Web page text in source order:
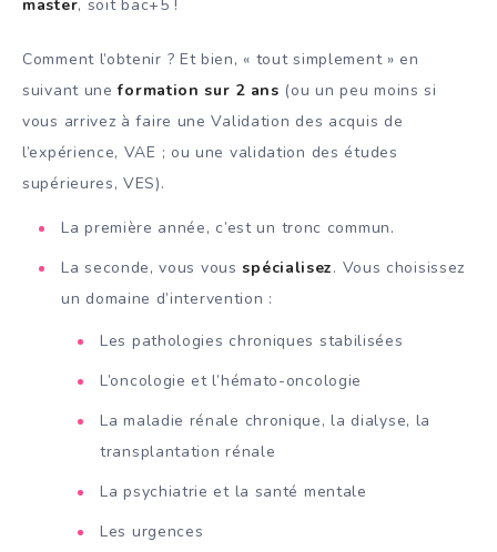
master, soit bac+5 !
Comment l’obtenir ? Et bien, « tout simplement » en
suivant uneformation sur 2 ans (ou un peu moins si
vous arrivez à faire une Validation des acquis de
l’expérience, VAE ; ou une validation des études
supérieures, VES).
La première année, c’est un tronc commun.
La seconde, vous vousspécialisez. Vous choisissez
un domaine d’intervention :
Les pathologies chroniques stabilisées
L’oncologie et l’hémato-oncologie
La maladie rénale chronique, la dialyse, la
transplantation rénale
La psychiatrie et la santé mentale
Les urgences